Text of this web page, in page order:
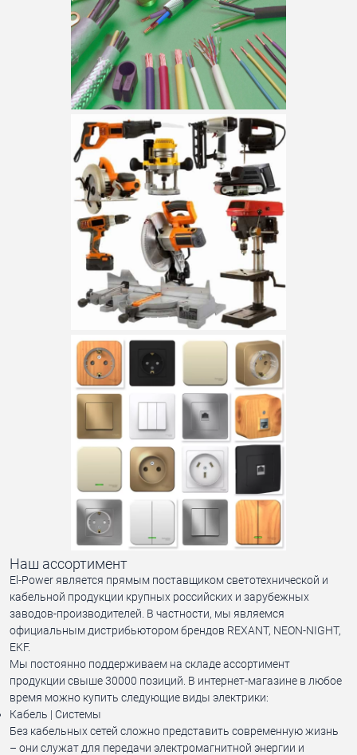
Наш ассортимент
El-Power является прямым поставщиком светотехнической и
кабельной продукции крупных российских и зарубежных
заводов-производителей. В частности, мы являемся
официальным дистрибьютором брендов REXANT, NEON-NIGHT,
EKF.
Мы постоянно поддерживаем на складе ассортимент
продукции свыше 30000 позиций. В интернет-магазине в любое
время можно купить следующие виды электрики:
Кабель | Системы
Без кабельных сетей сложно представить современную жизнь
– они служат для передачи электромагнитной энергии и